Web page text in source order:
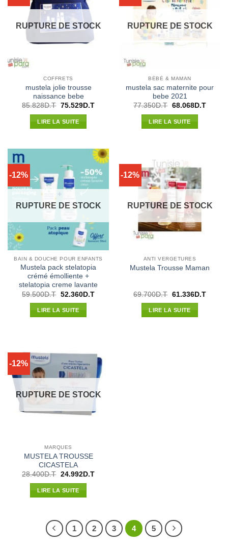
RUPTURE DE STOCK
COFFRETS
mustela jolie trousse
naissance bebe
85.828D.T Le
initial
était :
75.529D.TLe
LIRE LA SUITE
RUPTURE DE STOCK
BÉBÉ & MAMAN
mustela sac maternite pour
bebe 2021
77.350D.T Le
initial
était :
68.068D.TLe
LIRE LA SUITE
-12%
RUPTURE DE STOCK
BAIN & DOUCHE POUR ENFANTS
Mustela pack stelatopia
crémé émolliente +
stelatopia creme lavante
59.500D.T Le
initial
était :
52.360D.TLe
LIRE LA SUITE
-12%
RUPTURE DE STOCK
ANTI VERGETURES
Mustela Trousse Maman
69.700D.T Le
initial
était :
61.336D.TLe
LIRE LA SUITE
-12%
RUPTURE DE STOCK
MARQUES
MUSTELA TROUSSE
CICASTELA
28.400D.T Le
initial
était :
24.992D.TLe
LIRE LA SUITE
1 2 3 4 5